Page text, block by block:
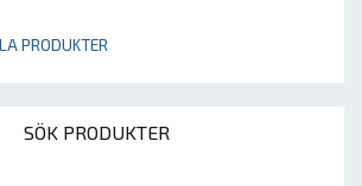
PRODUKTER
SÖK PRODUKTER